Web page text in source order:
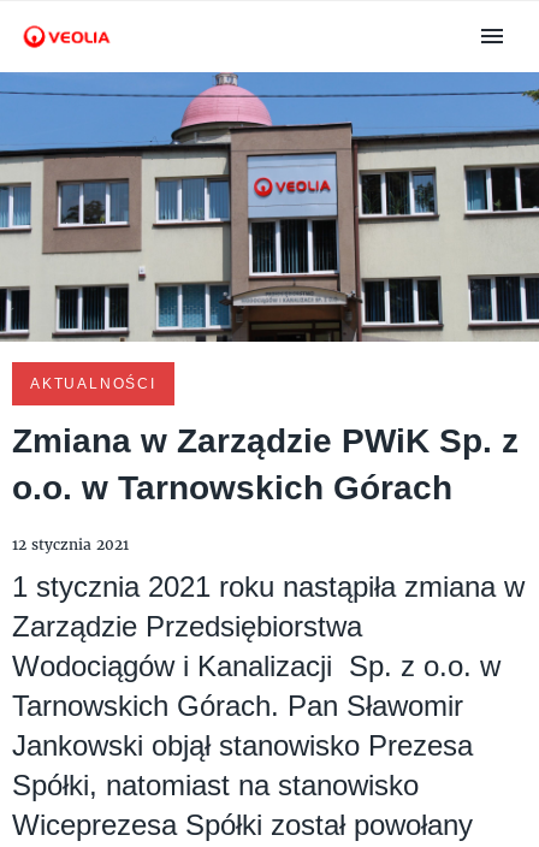
AKTUALNOŚCI
Zmiana w Zarządzie PWiK Sp. z
o.o. w Tarnowskich Górach
12 stycznia 2021
1 stycznia 2021 roku nastąpiła zmiana w
Zarządzie Przedsiębiorstwa
Wodociągów i Kanalizacji Sp. z o.o. w
Tarnowskich Górach. Pan Sławomir
Jankowski objął stanowisko Prezesa
Spółki, natomiast na stanowisko
Wiceprezesa Spółki został powołany